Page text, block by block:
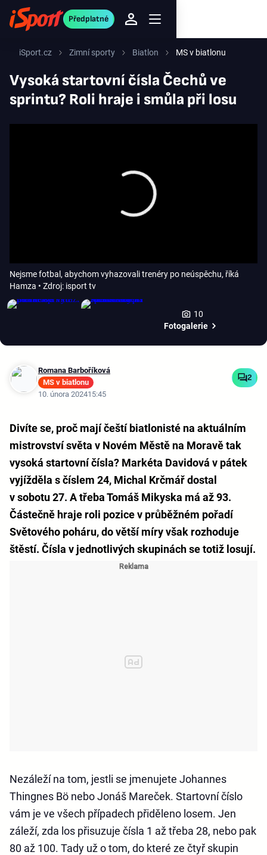
Předplatné
iSport.cz Zimní sporty Biatlon MS v biatlonu
Vysoká startovní čísla Čechů ve
sprintu? Roli hraje i smůla při losu
Nejsme fotbal, abychom vyhazovali trenéry po neúspěchu, říká
Hamza • Zdroj: isport tv
10
Fotogalerie
Romana Barboříková
MS v biatlonu
10. února 202415:45
2
Divíte se, proč mají čeští biatlonisté na aktuálním
mistrovství světa v Novém Městě na Moravě tak
vysoká startovní čísla? Markéta Davidová v pátek
vyjížděla s číslem 24, Michal Krčmář dostal
v sobotu 27. A třeba Tomáš Mikyska má až 93.
Částečně hraje roli pozice v průběžném pořadí
Světového poháru, do větší míry však rozhoduje
štěstí. Čísla v jednotlivých skupinách se totiž losují.
Nezáleží na tom, jestli se jmenujete Johannes
Thingnes Bö nebo Jonáš Mareček. Startovní číslo
vám je ve všech případech přiděleno losem. Jen
záleží, zda los přisuzuje čísla 1 až třeba 28, nebo pak
80 až 100. Tady už o tom, do které ze čtyř skupin